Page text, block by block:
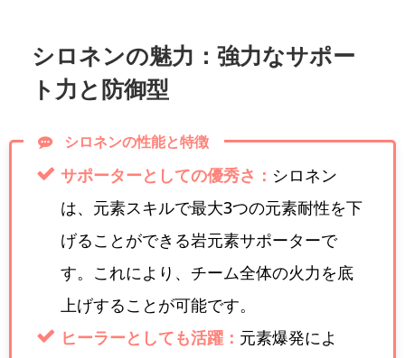
シロネンの魅力：強力なサポー
ト力と防御型
シロネンの性能と特徴
サポーターとしての優秀さ： シロネン
は、元素スキルで最大3つの元素耐性を下
げることができる岩元素サポーターで
す。これにより、チーム全体の火力を底
上げすることが可能です。
ヒーラーとしても活躍： 元素爆発によ